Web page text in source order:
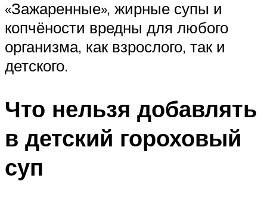
«Зажаренные», жирные супы и
копчёности вредны для любого
организма, как взрослого, так и
детского.
Что нельзя добавлять
в детский гороховый
суп